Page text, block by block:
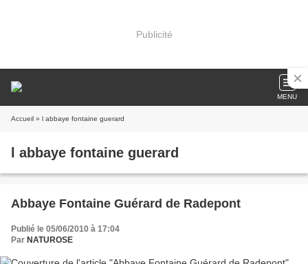
Publicité
MENU
Accueil » l abbaye fontaine guerard
l abbaye fontaine guerard
Abbaye Fontaine Guérard de Radepont
Publié le 05/06/2010 à 17:04
Par NATUROSE